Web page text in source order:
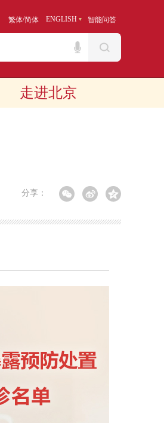
繁体/简体 ENGLISH 智能问答
走进北京
分享：